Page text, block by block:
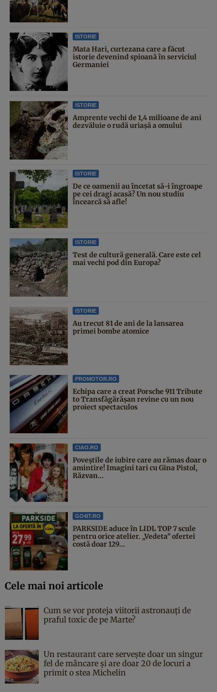
ISTORIE
Mata Hari, curtezana care a făcut
istorie devenind spioană în serviciul
Germaniei
ISTORIE
Amprente vechi de 1,4 milioane de ani
dezvăluie o rudă uriașă a omului
ISTORIE
De ce oamenii au încetat să-i îngroape
pe cei dragi acasă? Un nou studiu
încearcă să afle!
ISTORIE
Test de cultură generală. Care este cel
mai vechi pod din Europa?
ISTORIE
Au trecut 81 de ani de la lansarea
primei bombe atomice
PROMOTOR.RO
Echipa care a creat Porsche 911 Tribute
to Transfăgărășan revine cu un nou
proiect spectaculos
CIAO.RO
Poveştile de iubire care au rămas doar o
amintire! Imagini tari cu Gina Pistol,
Răzvan...
GO4IT.RO
PARKSIDE aduce în LIDL TOP 7 scule
pentru orice atelier. „Vedeta” ofertei
costă doar 129...
Cele mai noi articole
Cum se vor proteja viitorii astronauți de
praful toxic de pe Marte?
Un restaurant care servește doar un singur
fel de mâncare și are doar 20 de locuri a
primit o stea Michelin